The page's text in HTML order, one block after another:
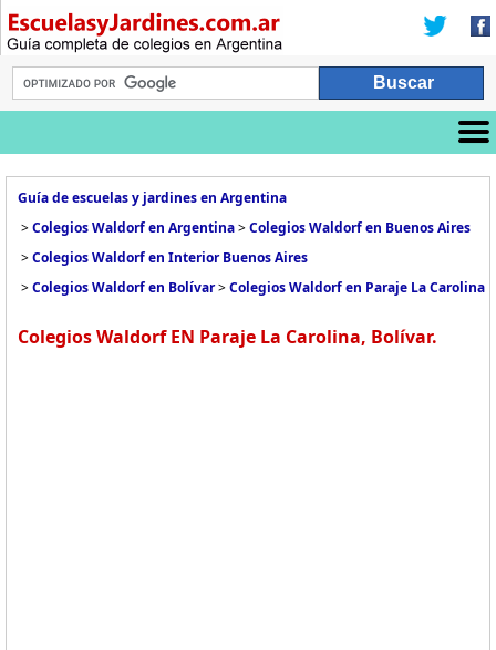
Guía de escuelas y jardines en Argentina
>Colegios Waldorf en Argentina>Colegios Waldorf en Buenos Aires
>Colegios Waldorf en Interior Buenos Aires
>Colegios Waldorf en Bolívar>Colegios Waldorf en Paraje La Carolina
Colegios Waldorf EN Paraje La Carolina, Bolívar.